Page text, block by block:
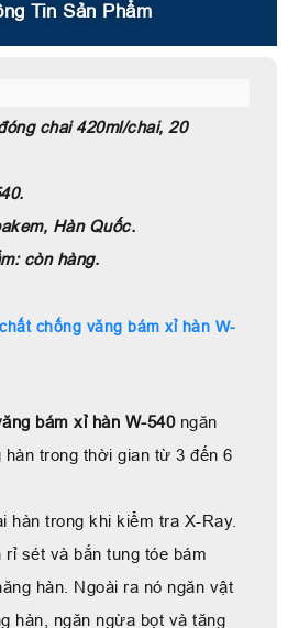
Tin Sản Phẩm
chai 420ml/chai, 20
Hàn Quốc.
còn hàng.
chống văng bám xỉ hàn W-
bám xỉ hàn W-540 ngăn
trong thời gian từ 3 đến 6
hàn trong khi kiểm tra X-Ray.
sét và bắn tung tóe bám
hàn. Ngoài ra nó ngăn vật
hàn, ngăn ngừa bọt và tăng